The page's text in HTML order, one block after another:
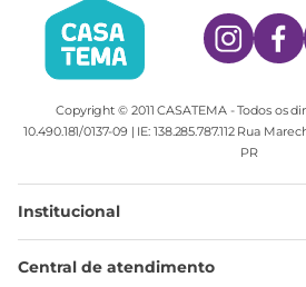
Copyright © 2011 CASATEMA - Todos os
10.490.181/0137-09 | IE: 138.285.787.112 Rua
PR
Institucional
Minha Conta
Meus pedidos
Central de atendimento